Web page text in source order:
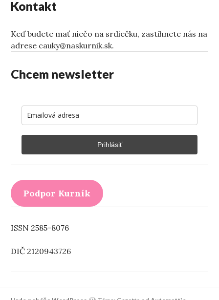
Kontakt
Keď budete mať niečo na srdiečku, zastihnete nás na
adrese cauky@naskurnik.sk.
Chcem newsletter
Prihlásiť
Podpor Kurník
ISSN 2585-8076
DIČ 2120943726